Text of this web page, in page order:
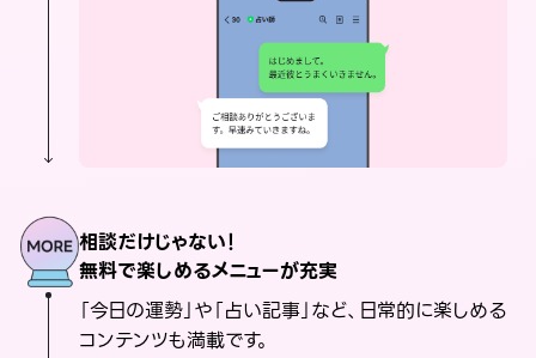
相談だけじゃない！
無料で楽しめるメニューが充実
「今日の運勢」や「占い記事」など、日常的に楽しめる
コンテンツも満載です。